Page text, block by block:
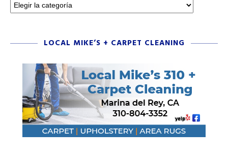
LOCAL MIKE’S + CARPET CLEANING